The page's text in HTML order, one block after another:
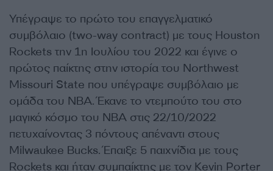
Υπέγραψε το πρώτο του επαγγελματικό
συμβόλαιο (two-way contract) με τους Houston
Rockets την 1η Ιουλίου του 2022 και έγινε ο
πρώτος παίκτης στην ιστορία του Northwest
Missouri State που υπέγραψε συμβόλαιο με
ομάδα του ΝΒΑ. Έκανε το ντεμπούτο του στο
μαγικό κόσμο του ΝΒΑ στις 22/10/2022
πετυχαίνοντας 3 πόντους απέναντι στους
Milwaukee Bucks. Έπαιξε 5 παιχνίδια με τους
Rockets και ήταν συμπαίκτης με τον Kevin Porter